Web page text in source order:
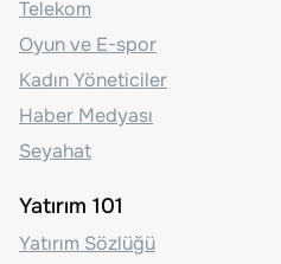
Telekom
Oyun ve E-spor
Kadın Yöneticiler
Haber Medyası
Seyahat
Yatırım 101
Yatırım Sözlüğü